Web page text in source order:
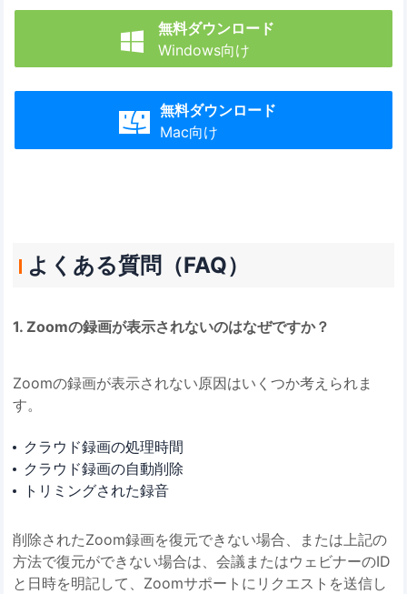

無料ダウンロード
Windows向け

無料ダウンロード
Mac向け
よくある質問（FAQ）
1. Zoomの録画が表示されないのはなぜですか？
Zoomの録画が表示されない原因はいくつか考えられま
す。
クラウド録画の処理時間
クラウド録画の自動削除
トリミングされた録音
削除されたZoom録画を復元できない場合、または上記の
方法で復元ができない場合は、会議またはウェビナーのID
と日時を明記して、Zoomサポートにリクエストを送信し